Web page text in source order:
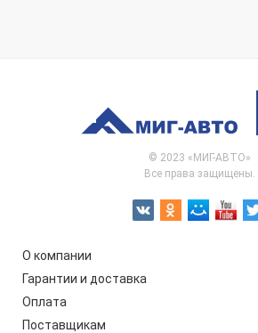
© 2023 «МИГ-АВТО»
Все права защищены.
О компании
Гарантии и доставка
Оплата
Поставщикам